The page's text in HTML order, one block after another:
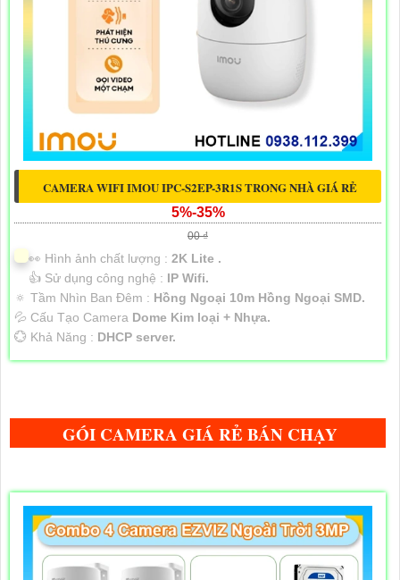
CAMERA WIFI IMOU IPC-S2EP-3R1S TRONG NHÀ GIÁ RẺ
5%-35%
00 ₫
️👀 Hình ảnh chất lượng : 2K Lite .
👍 Sử dụng công nghệ : IP Wifi.
🔅 Tầm Nhìn Ban Đêm : Hồng Ngoại 10m Hồng Ngoại SMD.
💦 Cấu Tạo Camera Dome Kim loại + Nhựa.
️💮 Khả Năng : DHCP server.
GÓI CAMERA GIÁ RẺ BÁN CHẠY